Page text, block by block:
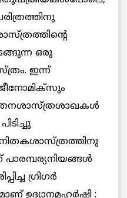
ഒരു
ഇന്ന്
ഗ്രിഗര്‍
ഉദ്യാനമഹര്‍ഷി :